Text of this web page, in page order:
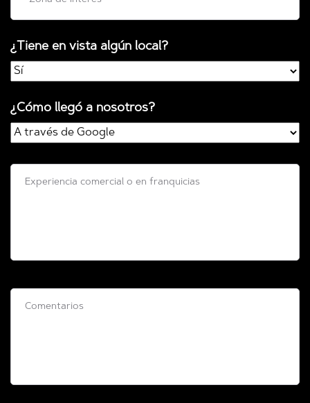
¿Tiene en vista algún local?
¿Cómo llegó a nosotros?